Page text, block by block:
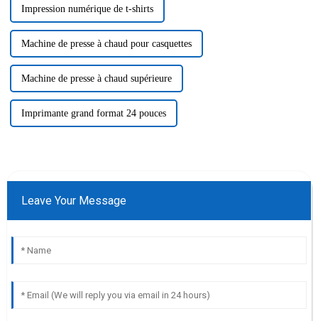
Impression numérique de t-shirts
Machine de presse à chaud pour casquettes
Machine de presse à chaud supérieure
Imprimante grand format 24 pouces
Leave Your Message